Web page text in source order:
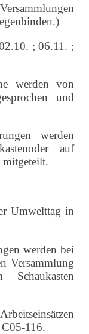
; 06.11. ;
werden von
und
werden
auf
mitgeteilt.
Umwelttag in
werden bei
Versammlung
116.